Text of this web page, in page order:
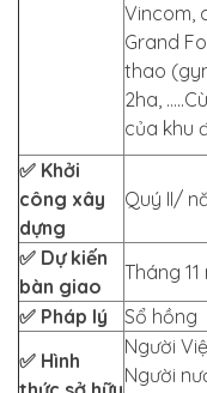
Vincom,
Grand
thao
2ha,
của khu
✅ Khởi
công xây
dựng
Quý II/
✅ Dự kiến
bàn giao
Tháng 11
✅ Pháp lý
Sổ hồng
✅ Hình
Người
Người